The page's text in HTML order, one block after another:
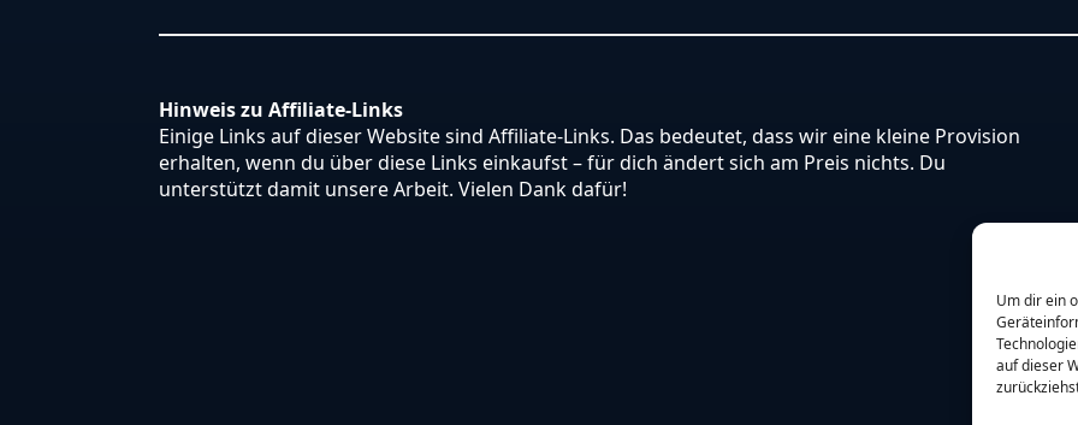
Um dir ein
auf dieser
Hinweis zu Affiliate-Links
Einige Links auf dieser Website sind Affiliate-Links. Das bedeutet, dass wir eine kleine Provision
erhalten, wenn du über diese Links einkaufst – für dich ändert sich am Preis nichts. Du
unterstützt damit unsere Arbeit. Vielen Dank dafür!